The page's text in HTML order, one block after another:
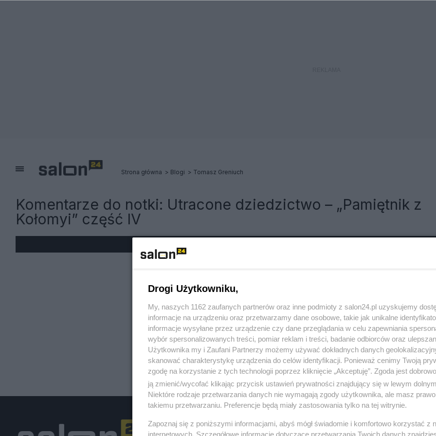
Strona główna Blogi Tomasz Greniuch
Komentarze do notki: Utracone dziedzictwo – „Pamiętnik z
Kołomyi” część IV
Polityka Gospodarka
Drogi Użytkowniku,
My, naszych 1162 zaufanych partnerów oraz inne podmioty z salon24.pl uzyskujemy
informacje na urządzeniu oraz przetwarzamy dane osobowe, takie jak unikalne
informacje wysyłane przez urządzenie czy dane przeglądania w celu zapewniania
wybór spersonalizowanych treści, pomiar reklam i treści, badanie odbiorców oraz
Użytkownika my i Zaufani Partnerzy możemy używać dokładnych danych
skanować charakterystykę urządzenia do celów identyfikacji. Ponieważ cenimy Twoją
zgodę na korzystanie z tych technologii poprzez kliknięcie „Akceptuję”. Zgoda jest
ją zmienić/wycofać klikając przycisk ustawień prywatności znajdujący się w lewym
Niektóre rodzaje przetwarzania danych nie wymagają zgody użytkownika, ale masz
takiemu przetwarzaniu. Preferencje będą miały zastosowania tylko na tej witrynie.
Zapoznaj się z poniższymi informacjami, abyś mógł świadomie i komfortowo korzystać z
internetowych. Szczegółowe informacje dotyczące przetwarzania Twoich danych